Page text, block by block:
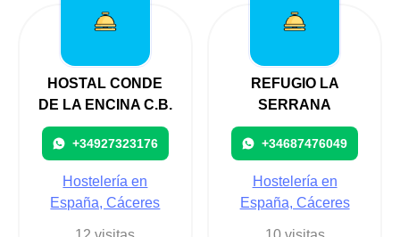
HOSTAL CONDE
DE LA ENCINA C.B.
+34927323176
Hostelería en
España, Cáceres
REFUGIO LA
SERRANA
+34687476049
Hostelería en
España, Cáceres